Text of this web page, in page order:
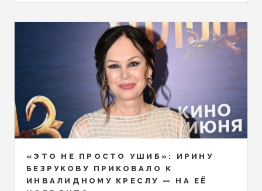
«ЭТО НЕ ПРОСТО УШИБ»: ИРИНУ
БЕЗРУКОВУ ПРИКОВАЛО К
ИНВАЛИДНОМУ КРЕСЛУ — НА ЕЁ